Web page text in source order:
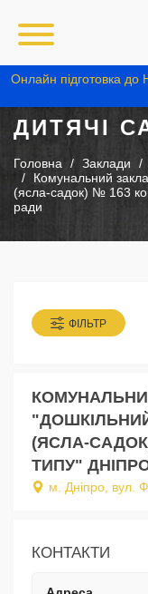
Онлайн підготовка до
ДИТЯЧІ
Головна Заклади
Комунальний
(ясла-садок) № 163
ради
ФІЛЬТР
(ЯСЛА-
ТИПУ"
м. Дніпро, вул.
КОНТАКТИ